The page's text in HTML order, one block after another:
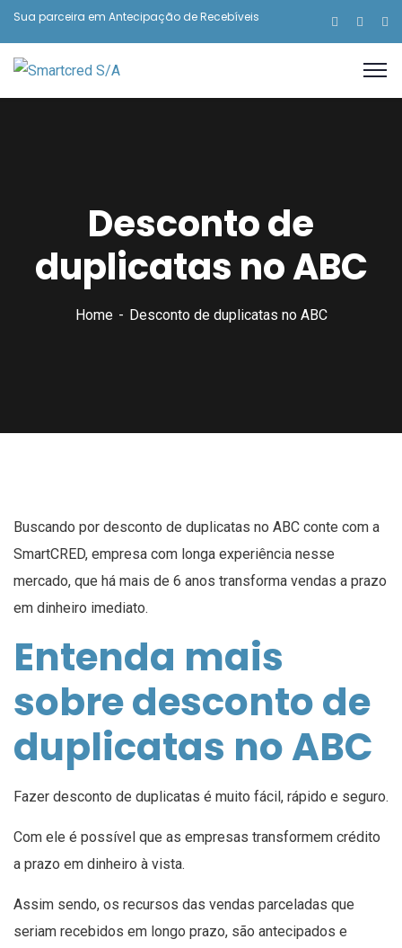
Sua parceira em Antecipação de Recebíveis
Desconto de
duplicatas no ABC
Home Desconto de duplicatas no ABC
Buscando por desconto de duplicatas no ABC conte com a
SmartCRED, empresa com longa experiência nesse
mercado, que há mais de 6 anos transforma vendas a prazo
em dinheiro imediato.
Entenda mais
sobre desconto de
duplicatas no ABC
Fazer desconto de duplicatas é muito fácil, rápido e seguro.
Com ele é possível que as empresas transformem crédito
a prazo em dinheiro à vista.
Assim sendo, os recursos das vendas parceladas que
seriam recebidos em longo prazo, são antecipados e